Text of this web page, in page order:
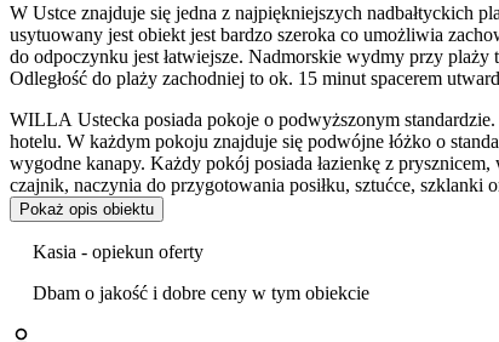
W Ustce znajduje się jedna z najpiękniejszych nadbałtyckich
usytuowany jest obiekt jest bardzo szeroka co umożliwia
do odpoczynku jest łatwiejsze. Nadmorskie wydmy przy
Odległość do plaży zachodniej to ok. 15 minut spacerem
WILLA Ustecka posiada pokoje o podwyższonym
hotelu. W każdym pokoju znajduje się podwójne łóżko o
wygodne kanapy. Każdy pokój posiada łazienkę z
czajnik, naczynia do przygotowania posiłku, sztućce,
zarezerwowania łóżeczka dla dziecka. Przyjazna kolorystyka
naszych Gości do dyspozycji parawan plażowy.
które umożliwia wyjście na balkon, taras bądź balkon
Pokaż opis obiektu
Kasia - opiekun oferty
Dbam o jakość i dobre ceny w tym obiekcie